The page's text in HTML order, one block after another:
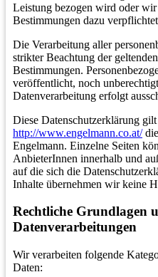
Leistung bezogen wird oder
Bestimmungen dazu
Die Verarbeitung aller
strikter Beachtung der
Bestimmungen.
veröffentlicht, noch
Datenverarbeitung erfolgt
Diese Datenschutzerklärung
http://www.engelmann.co.at/die
Engelmann. Einzelne Seiten
AnbieterInnen innerhalb und
auf die sich die
Inhalte übernehmen wir keine
Rechtliche Grundlagen
Datenverarbeitungen
Wir verarbeiten folgende
Daten: